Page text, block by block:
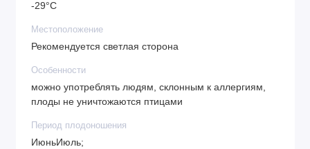
-29°C
Местоположение
Рекомендуется светлая сторона
Особенности
можно употреблять людям, склонным к аллергиям,
плоды не уничтожаются птицами
Период плодоношения
ИюньИюль;